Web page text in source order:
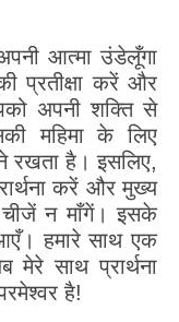
आत्मा उंडेलूँगा
प्रतीक्षा करें और
अपनी शक्ति से
महिमा के लिए
रखता है। इसलिए,
करें और मुख्य
न माँगें। इसके
हमारे साथ एक
साथ प्रार्थना
है!